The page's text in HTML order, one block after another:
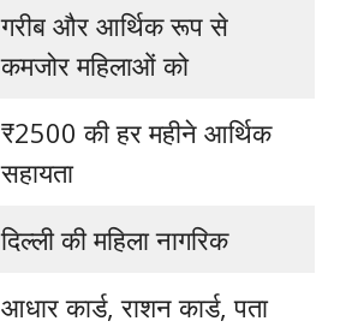
गरीब और आर्थिक रूप से
कमजोर महिलाओं को
₹2500 की हर महीने आर्थिक
सहायता
दिल्ली की महिला नागरिक
आधार कार्ड, राशन कार्ड, पता